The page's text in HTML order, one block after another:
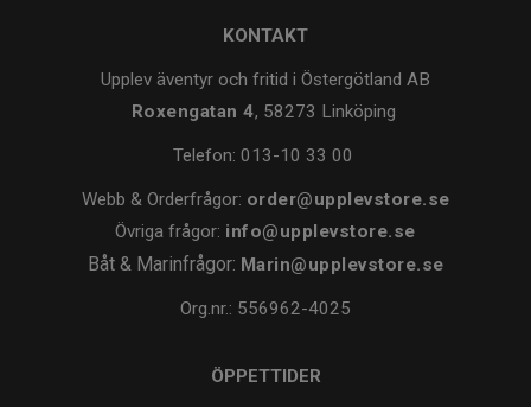
KONTAKT
Upplev äventyr och fritid i Östergötland AB
Roxengatan 4, 58273 Linköping
Telefon: 013-10 33 00
Webb & Orderfrågor: order@upplevstore.se
Övriga frågor: info@upplevstore.se
Båt & Marinfrågor: Marin@upplevstore.se
Org.nr.: 556962-4025
ÖPPETTIDER